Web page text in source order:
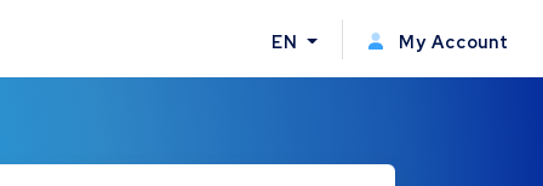
EN My Account